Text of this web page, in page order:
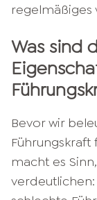
regelmäßiges
Was sind
Bevor wir
Führungskraft
macht es